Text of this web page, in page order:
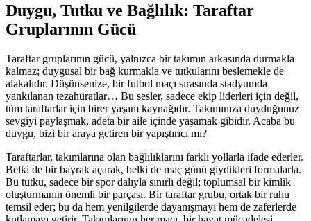
Duygu, Tutku ve Bağlılık: Taraftar
Gruplarının Gücü
Taraftar gruplarının gücü, yalnızca bir takımın arkasında durmakla
kalmaz; duygusal bir bağ kurmakla ve tutkularını beslemekle de
alakalıdır. Düşünsenize, bir futbol maçı sırasında stadyumda
yankılanan tezahüratlar… Bu sesler, sadece ekip liderleri için değil,
tüm taraftarlar için birer yaşam kaynağıdır. Takımınıza duyduğunuz
sevgiyi paylaşmak, adeta bir aile içinde yaşamak gibidir. Acaba bu
duygu, bizi bir araya getiren bir yapıştırıcı mı?
Taraftarlar, takımlarına olan bağlılıklarını farklı yollarla ifade ederler.
Belki de bir bayrak açarak, belki de maç günü giydikleri formalarla.
Bu tutku, sadece bir spor dalıyla sınırlı değil; toplumsal bir kimlik
oluşturmanın önemli bir parçası. Bir taraftar grubu, ortak bir ruhu
temsil eder; bu da hem yenilgilerde dayanışmayı hem de zaferlerde